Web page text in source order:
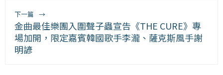
下一篇 →
金曲最佳樂團入圍聲子蟲宣告《THE CURE》專
場加開，限定嘉賓韓國歌手李瀧、薩克斯風手謝
明諺